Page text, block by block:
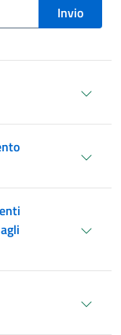
Invio